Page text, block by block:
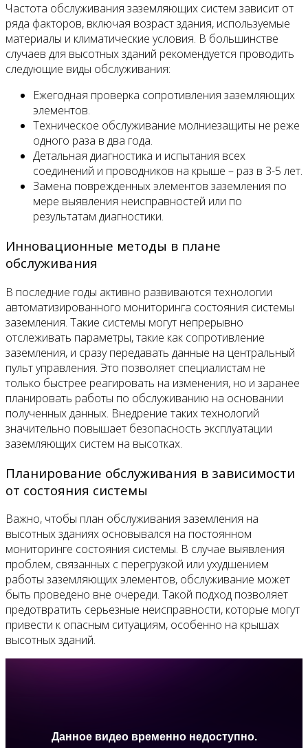
Частота обслуживания заземляющих систем зависит от
ряда факторов, включая возраст здания, используемые
материалы и климатические условия. В большинстве
случаев для высотных зданий рекомендуется проводить
следующие виды обслуживания:
Ежегодная проверка сопротивления заземляющих
элементов.
Техническое обслуживание молниезащиты не реже
одного раза в два года.
Детальная диагностика и испытания всех
соединений и проводников на крыше – раз в 3-5 лет.
Замена поврежденных элементов заземления по
мере выявления неисправностей или по
результатам диагностики.
Инновационные методы в плане
обслуживания
В последние годы активно развиваются технологии
автоматизированного мониторинга состояния системы
заземления. Такие системы могут непрерывно
отслеживать параметры, такие как сопротивление
заземления, и сразу передавать данные на центральный
пульт управления. Это позволяет специалистам не
только быстрее реагировать на изменения, но и заранее
планировать работы по обслуживанию на основании
полученных данных. Внедрение таких технологий
значительно повышает безопасность эксплуатации
заземляющих систем на высотках.
Планирование обслуживания в зависимости
от состояния системы
Важно, чтобы план обслуживания заземления на
высотных зданиях основывался на постоянном
мониторинге состояния системы. В случае выявления
проблем, связанных с перегрузкой или ухудшением
работы заземляющих элементов, обслуживание может
быть проведено вне очереди. Такой подход позволяет
предотвратить серьезные неисправности, которые могут
привести к опасным ситуациям, особенно на крышах
высотных зданий.